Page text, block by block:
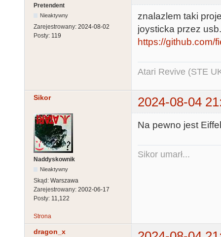
Pretendent
Nieaktywny
Zarejestrowany: 2024-08-02
Posty: 119
znalazlem taki
joysticka przez
https://github.com/
Atari Revive (STE
Sikor 2024-08-04
Naddyskownik
Nieaktywny
Skąd: Warszawa
Zarejestrowany: 2002-06-17
Posty: 11,122
Na pewno jest
Sikor umarł...
Strona
dragon_x